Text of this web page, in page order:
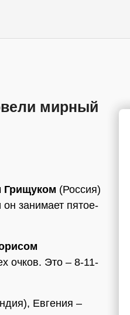
мирный
Грищуком (Россия)
занимает пятое-
очков. Это – 8-11-
Евгения –